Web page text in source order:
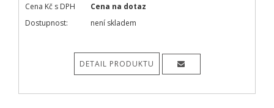
Cena Kč s DPH
Cena na dotaz
Dostupnost:
není skladem
DETAIL PRODUKTU